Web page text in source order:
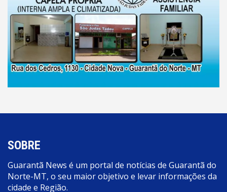
SOBRE
Guarantã News é um portal de notícias de Guarantã do
Norte-MT, o seu maior objetivo e levar informações da
cidade e Região.